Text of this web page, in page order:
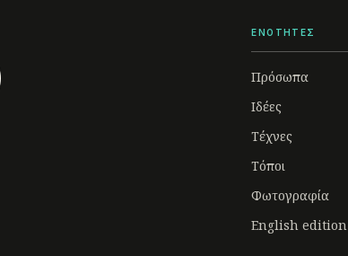
ΕΝΟΤΗΤΕΣ
Πρόσωπα
Ιδέες
Τέχνες
Τόποι
Φωτογραφία
English edition